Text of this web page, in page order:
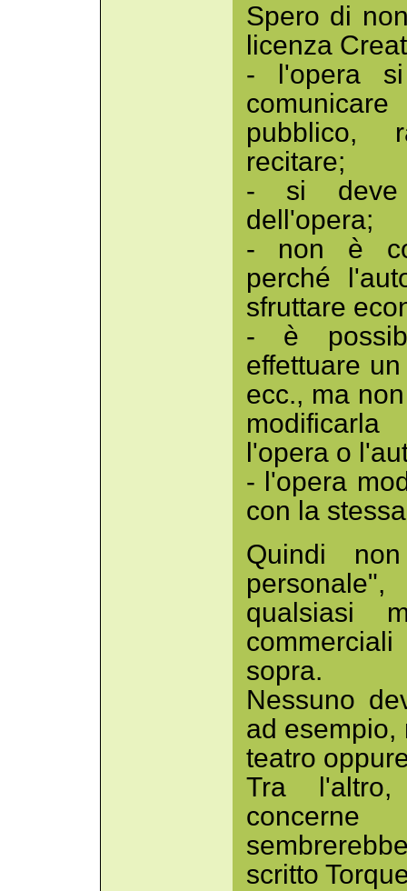
Spero di
licenza
- l'opera si
pubblico,
recitare;
- si deve
dell'opera;
- non è
perché
sfruttare
- è
effettuare
ecc., ma
l'opera o
- l'opera
con la
Quindi
qualsiasi
sopra.
Nessuno
ad esempio,
teatro
Tra l'altro,
concerne
scritto